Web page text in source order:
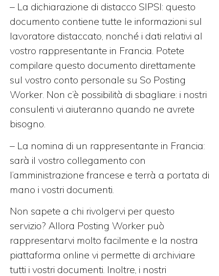
– La dichiarazione di distacco SIPSI: questo
documento contiene tutte le informazioni sul
lavoratore distaccato, nonché i dati relativi al
vostro rappresentante in Francia. Potete
compilare questo documento direttamente
sul vostro conto personale su So Posting
Worker. Non c’è possibilità di sbagliare: i nostri
consulenti vi aiuteranno quando ne avrete
bisogno.
– La nomina di un rappresentante in Francia:
sarà il vostro collegamento con
l’amministrazione francese e terrà a portata di
mano i vostri documenti.
Non sapete a chi rivolgervi per questo
servizio? Allora Posting Worker può
rappresentarvi molto facilmente e la nostra
piattaforma online vi permette di archiviare
tutti i vostri documenti. Inoltre, i nostri